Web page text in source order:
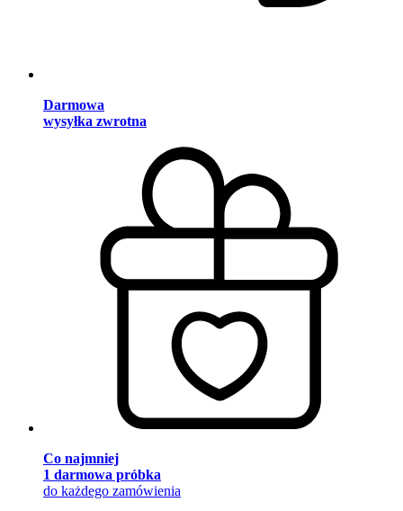
Darmowa
wysyłka zwrotna
Co najmniej
1 darmowa próbka
do każdego zamówienia